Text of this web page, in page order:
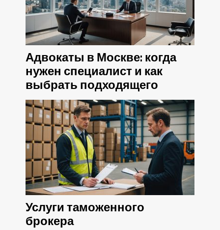
Адвокаты в Москве: когда
нужен специалист и как
выбрать подходящего
Услуги таможенного
брокера